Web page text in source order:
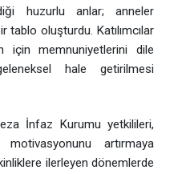
huzurlu anlar; anneler
tablo oluşturdu. Katılımcılar
için memnuniyetlerini dile
hale getirilmesi
İnfaz Kurumu yetkilileri,
artırmaya
ilerleyen dönemlerde